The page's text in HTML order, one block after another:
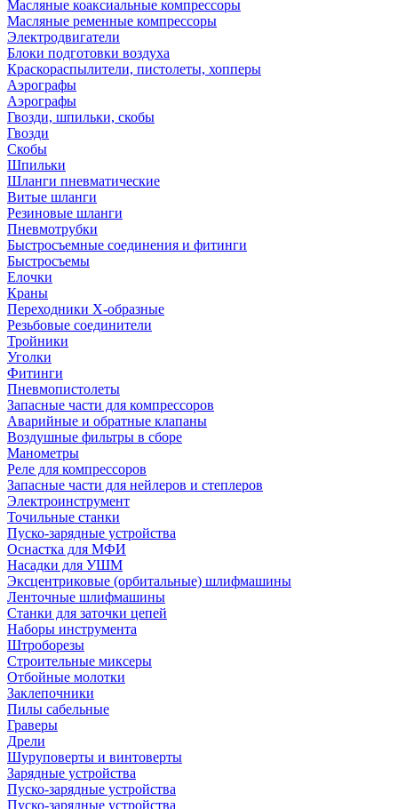
Масляные коаксиальные компрессоры
Масляные ременные компрессоры
Электродвигатели
Блоки подготовки воздуха
Краскораспылители, пистолеты, хопперы
Аэрографы
Аэрографы
Гвозди, шпильки, скобы
Гвозди
Скобы
Шпильки
Шланги пневматические
Витые шланги
Резиновые шланги
Пневмотрубки
Быстросъемные соединения и фитинги
Быстросъемы
Елочки
Краны
Переходники Х-образные
Резьбовые соединители
Тройники
Уголки
Фитинги
Пневмопистолеты
Запасные части для компрессоров
Аварийные и обратные клапаны
Воздушные фильтры в сборе
Манометры
Реле для компрессоров
Запасные части для нейлеров и степлеров
Электроинструмент
Точильные станки
Пуско-зарядные устройства
Оснастка для МФИ
Насадки для УШМ
Эксцентриковые (орбитальные) шлифмашины
Ленточные шлифмашины
Станки для заточки цепей
Наборы инструмента
Штроборезы
Строительные миксеры
Отбойные молотки
Заклепочники
Пилы сабельные
Граверы
Дрели
Шуруповерты и винтоверты
Зарядные устройства
Пуско-зарядные устройства
Пуско-зарядные устройства